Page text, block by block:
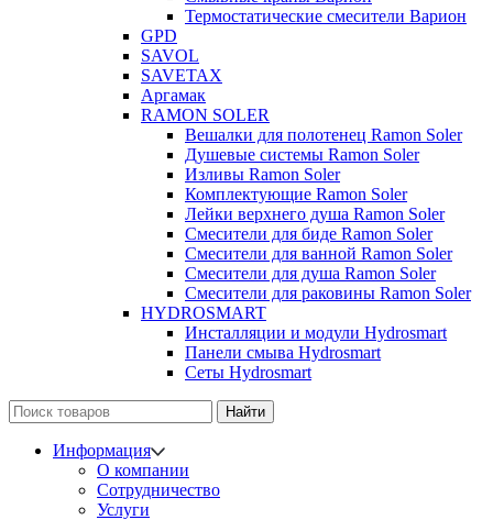
Термостатические смесители Варион
GPD
SAVOL
SAVETAX
Аргамак
RAMON SOLER
Вешалки для полотенец Ramon Soler
Душевые системы Ramon Soler
Изливы Ramon Soler
Комплектующие Ramon Soler
Лейки верхнего душа Ramon Soler
Смесители для биде Ramon Soler
Смесители для ванной Ramon Soler
Смесители для душа Ramon Soler
Смесители для раковины Ramon Soler
HYDROSMART
Инсталляции и модули Hydrosmart
Панели смыва Hydrosmart
Сеты Hydrosmart
Найти
Информация
О компании
Сотрудничество
Услуги